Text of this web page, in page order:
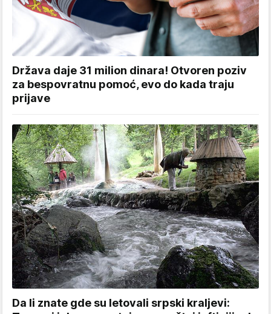
Država daje 31 milion dinara! Otvoren poziv
za bespovratnu pomoć, evo do kada traju
prijave
Da li znate gde su letovali srpski kraljevi: